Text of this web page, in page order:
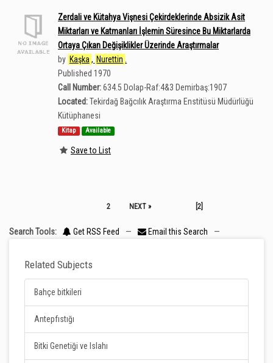
Zerdali ve Kütahya Vişnesi Çekirdeklerinde Absizik Asit
Miktarları ve Katmanları İşlemin Süresince Bu Miktarlarda
Ortaya Çıkan Değişiklikler Üzerinde Araştırmalar
by Kaşka , Nurettin
Published 1970
Call Number:634.5 Dolap-Raf:4&3 Demirbaş:1907
Located:Tekirdağ Bağcılık Araştırma Enstitüsü Müdürlüğü
Kütüphanesi
Kitap Available
Save to List
2 NEXT » [2]
Search Tools: Get RSS Feed — Email this Search —
Related Subjects
Bahçe bitkileri
Antepfıstığı
Bitki Genetiği ve Islahı